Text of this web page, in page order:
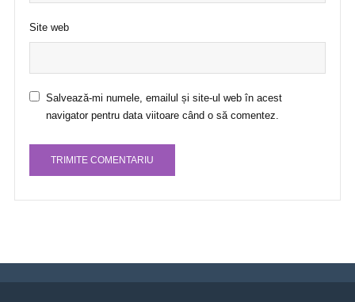
Site web
Salvează-mi numele, emailul și site-ul web în acest
navigator pentru data viitoare când o să comentez.